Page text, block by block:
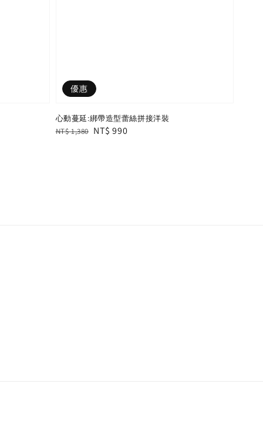
優惠
心動蔓延:綁帶造型蕾絲拼接洋裝
Regular
NT$ 1,380 Sale
NT$ 990